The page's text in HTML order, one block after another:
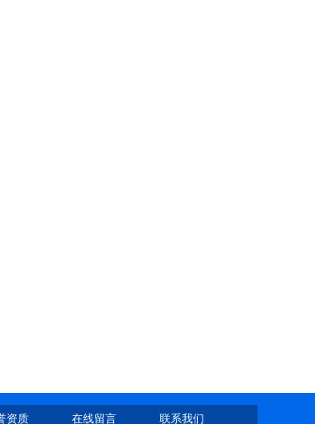
资质 在线留言 联系我们